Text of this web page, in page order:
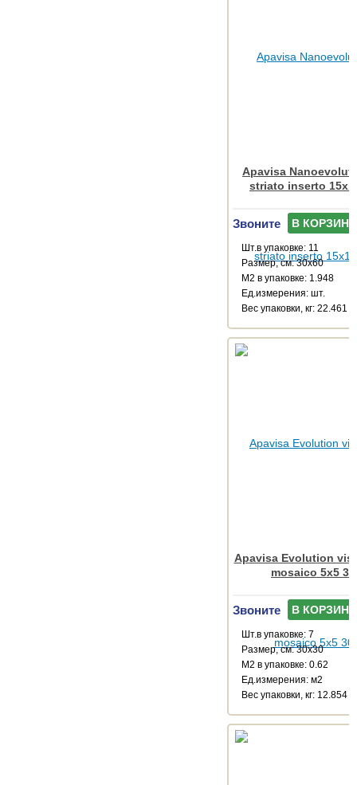
Apavisa
striato inserto
Звоните В КОРЗИНУ
Шт.в упаковке: 11
Размер, см: 30x60
М2 в упаковке: 1.948
Ед.измерения: шт.
Веc упаковки, кг: 22.461
Apavisa Evolution
mosaico 5x5
Звоните В КОРЗИНУ
Шт.в упаковке: 7
Размер, см: 30x30
М2 в упаковке: 0.62
Ед.измерения: м2
Веc упаковки, кг: 12.854